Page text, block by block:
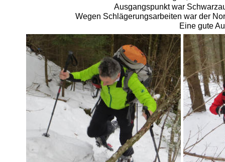
Ausgangspunkt war
Wegen Schlägerungsarbeiten war der
Eine gute